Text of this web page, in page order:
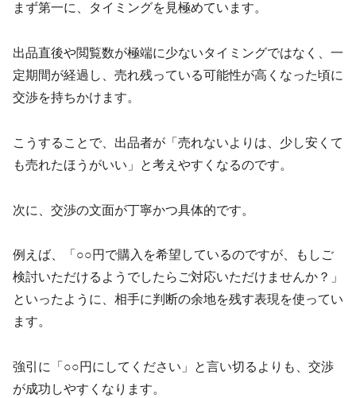
まず第一に、タイミングを見極めています。
出品直後や閲覧数が極端に少ないタイミングではなく、一
定期間が経過し、売れ残っている可能性が高くなった頃に
交渉を持ちかけます。
こうすることで、出品者が「売れないよりは、少し安くて
も売れたほうがいい」と考えやすくなるのです。
次に、交渉の文面が丁寧かつ具体的です。
例えば、「○○円で購入を希望しているのですが、もしご
検討いただけるようでしたらご対応いただけませんか？」
といったように、相手に判断の余地を残す表現を使ってい
ます。
強引に「○○円にしてください」と言い切るよりも、交渉
が成功しやすくなります。